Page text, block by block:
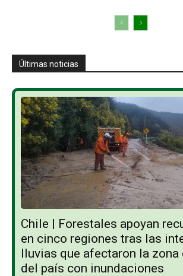
Últimas noticias
Chile | Forestales apoyan
en cinco regiones tras las
lluvias que afectaron la zona
del país con inundaciones